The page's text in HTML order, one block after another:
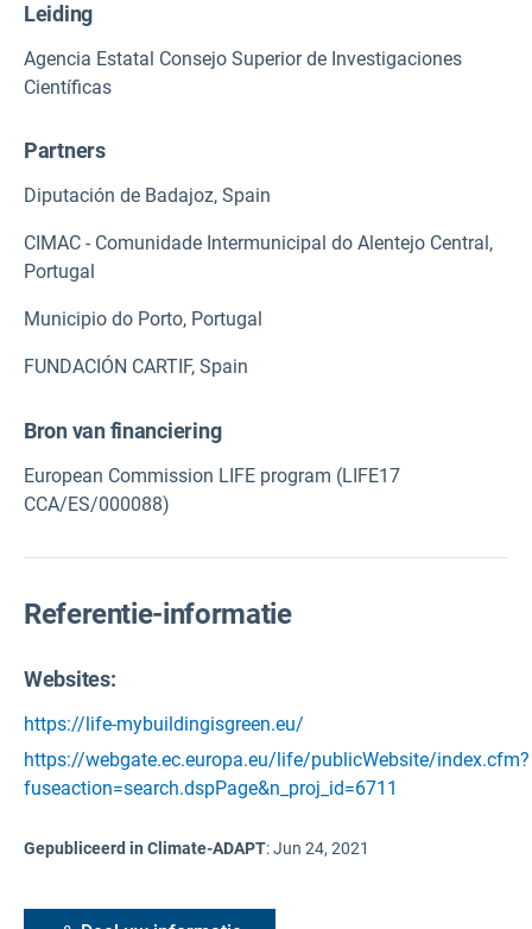
Leiding
Agencia Estatal Consejo Superior de Investigaciones
Científicas
Partners
Diputación de Badajoz, Spain
CIMAC - Comunidade Intermunicipal do Alentejo Central,
Portugal
Municipio do Porto, Portugal
FUNDACIÓN CARTIF, Spain
Bron van financiering
European Commission LIFE program (LIFE17
CCA/ES/000088)
Referentie-informatie
Websites:
https://life-mybuildingisgreen.eu/
https://webgate.ec.europa.eu/life/publicWebsite/index.cfm?
fuseaction=search.dspPage&n_proj_id=6711
Gepubliceerd in Climate-ADAPT:Jun 24, 2021